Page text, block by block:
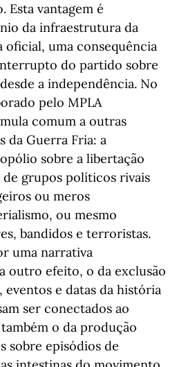
Esta vantagem é
da infraestrutura da
uma consequência
do partido sobre
a independência. No
pelo MPLA
comum a outras
da Guerra Fria: a
sobre a libertação
grupos políticos rivais
ou meros
ou mesmo
bandidos e terroristas.
uma narrativa
outro efeito, o da exclusão
eventos e datas da história
ser conectados ao
o da produção
sobre episódios de